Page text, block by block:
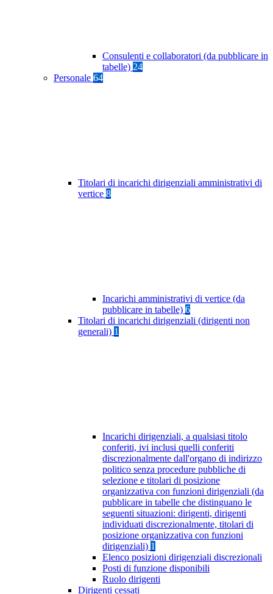
Consulenti e collaboratori (da pubblicare in
tabelle) 24
Personale 64
Titolari di incarichi dirigenziali amministrativi di
vertice 8
Incarichi amministrativi di vertice (da
pubblicare in tabelle) 6
Titolari di incarichi dirigenziali (dirigenti non
generali) 1
Incarichi dirigenziali, a qualsiasi titolo
conferiti, ivi inclusi quelli conferiti
discrezionalmente dall'organo di indirizzo
politico senza procedure pubbliche di
selezione e titolari di posizione
organizzativa con funzioni dirigenziali (da
pubblicare in tabelle che distinguano le
seguenti situazioni: dirigenti, dirigenti
individuati discrezionalmente, titolari di
posizione organizzativa con funzioni
dirigenziali) 1
Elenco posizioni dirigenziali discrezionali
Posti di funzione disponibili
Ruolo dirigenti
Dirigenti cessati